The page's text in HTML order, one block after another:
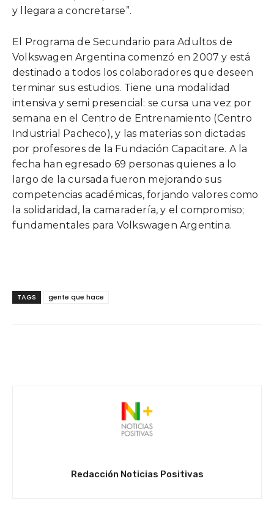
y llegara a concretarse”.
El Programa de Secundario para Adultos de
Volkswagen Argentina comenzó en 2007 y está
destinado a todos los colaboradores que deseen
terminar sus estudios. Tiene una modalidad
intensiva y semi presencial: se cursa una vez por
semana en el Centro de Entrenamiento (Centro
Industrial Pacheco), y las materias son dictadas
por profesores de la Fundación Capacitare. A la
fecha han egresado 69 personas quienes a lo
largo de la cursada fueron mejorando sus
competencias académicas, forjando valores como
la solidaridad, la camaradería, y el compromiso;
fundamentales para Volkswagen Argentina.
TAGS gente que hace
Redacción Noticias Positivas